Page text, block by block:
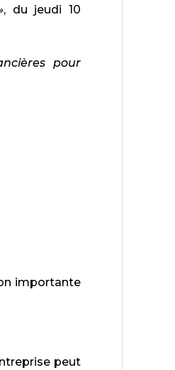
, du jeudi 10
pour
importante
peut